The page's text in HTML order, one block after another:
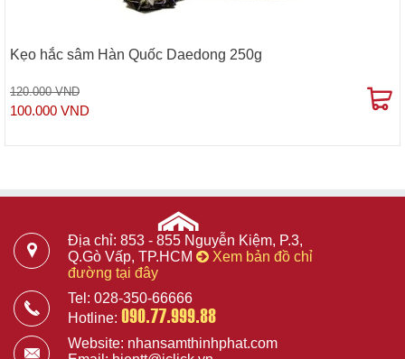
Kẹo hắc sâm Hàn Quốc Daedong 250g
120.000 VND
100.000 VND
Địa chỉ: 853 - 855 Nguyễn Kiệm, P.3,
Q.Gò Vấp, TP.HCM
Xem bản đồ chỉ
đường tại đây
Tel: 028-350-66666
Hotline: 090.77.999.88
Website: nhansamthinhphat.com